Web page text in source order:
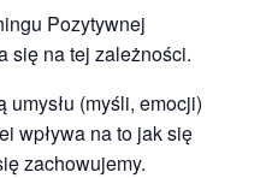
Pozytywnej
się na tej zależności.
umysłu (myśli, emocji)
wpływa na to jak się
zachowujemy.